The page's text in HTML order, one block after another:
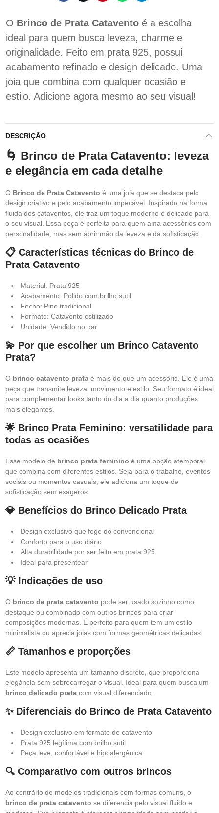
O Brinco de Prata Catavento é a escolha
ideal para quem busca leveza, charme e
originalidade. Feito em prata 925, possui
acabamento refinado e design delicado. Uma
joia que combina com qualquer ocasião e
estilo. Adicione agora mesmo ao seu visual!
DESCRIÇÃO
🌀 Brinco de Prata Catavento: leveza
e elegância em cada detalhe
O Brinco de Prata Catavento é uma joia que se destaca pelo
design criativo e pelo acabamento impecável. Inspirado na forma
fluida dos cataventos, ele traz um toque moderno e delicado para
o seu visual. Essa peça é perfeita para quem ama acessórios com
personalidade, mas sem abrir mão da leveza e da sofisticação.
📋 Características técnicas do Brinco de
Prata Catavento
Material: Prata 925
Acabamento: Polido com brilho sutil
Fecho: Pino tradicional
Formato: Catavento estilizado
Unidade: Vendido no par
💫 Por que escolher um Brinco Catavento
Prata?
O brinco catavento prata é mais do que um acessório. Ele é uma
peça que transmite leveza, movimento e estilo. Seu formato é ideal
para complementar looks tanto do dia a dia quanto produções
mais elegantes.
🌟 Brinco Prata Feminino: versatilidade para
todas as ocasiões
Esse modelo de brinco prata feminino é uma opção atemporal
que combina com diferentes estilos. Seja para o trabalho, eventos
sociais ou momentos casuais, ele adiciona um toque de
sofisticação sem exageros.
💎 Benefícios do Brinco Delicado Prata
Design exclusivo que foge do convencional
Conforto para o uso diário
Alta durabilidade por ser feito em prata 925
Ideal para presentear
💡 Indicações de uso
O brinco de prata catavento pode ser usado sozinho como
destaque ou combinado com outros brincos para criar
composições modernas. É perfeito para quem tem um estilo
minimalista ou aprecia joias com formas geométricas delicadas.
📏 Tamanhos e proporções
Este modelo apresenta um tamanho discreto, que proporciona
elegância sem sobrecarregar o visual. Ideal para quem busca um
brinco delicado prata com visual diferenciado.
✨ Diferenciais do Brinco de Prata Catavento
Design exclusivo em formato de catavento
Prata 925 legítima com brilho sutil
Peça leve, confortável e hipoalergênica
🔍 Comparativo com outros brincos
Ao contrário de modelos tradicionais com formas comuns, o
brinco de prata catavento se diferencia pelo visual fluido e